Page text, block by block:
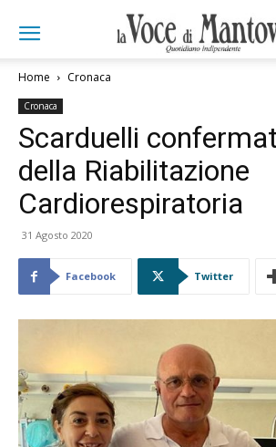
Home Cronaca
Cronaca
Scarduelli
della Riabilitazione
Cardiorespiratoria
31 Agosto 2020
Facebook Twitter